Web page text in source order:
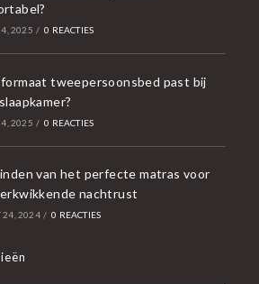
2025 / 0 REACTIES
tweepersoonsbed past bij
2025 / 0 REACTIES
van het perfecte matras voor
nachtrust
24, 2024 / 0 REACTIES